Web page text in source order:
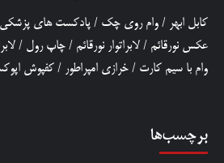
کابل ابهر / وام روی چک / پادکست های پزشکی
عکس نورقائم / لابراتوار نورقائم / چاپ رول /
وام با سیم کارت / خرازی امپراطور / کفپوش
برچسب‌ها